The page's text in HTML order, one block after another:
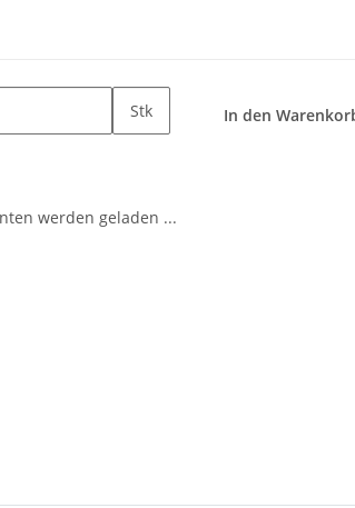
Stk In den
werden geladen ...